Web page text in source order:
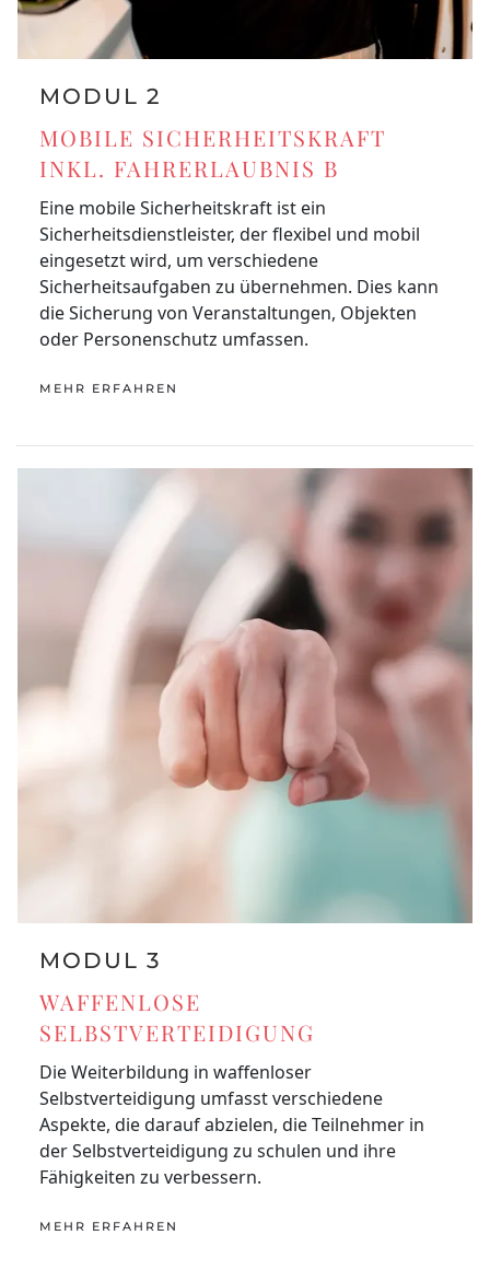
MODUL 2
MOBILE SICHERHEITSKRAFT
INKL. FAHRERLAUBNIS B
Eine mobile Sicherheitskraft ist ein
Sicherheitsdienstleister, der flexibel und mobil
eingesetzt wird, um verschiedene
Sicherheitsaufgaben zu übernehmen. Dies kann
die Sicherung von Veranstaltungen, Objekten
oder Personenschutz umfassen.
MEHR ERFAHREN
MODUL 3
WAFFENLOSE
SELBSTVERTEIDIGUNG
Die Weiterbildung in waffenloser
Selbstverteidigung umfasst verschiedene
Aspekte, die darauf abzielen, die Teilnehmer in
der Selbstverteidigung zu schulen und ihre
Fähigkeiten zu verbessern.
MEHR ERFAHREN